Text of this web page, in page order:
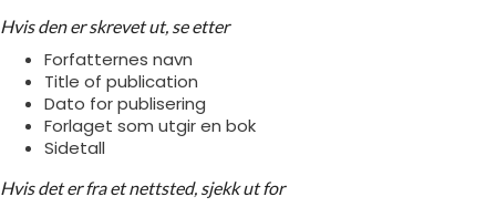
Hvis den er skrevet ut, se etter
Forfatternes navn
Title of publication
Dato for publisering
Forlaget som utgir en bok
Sidetall
Hvis det er fra et nettsted, sjekk ut for